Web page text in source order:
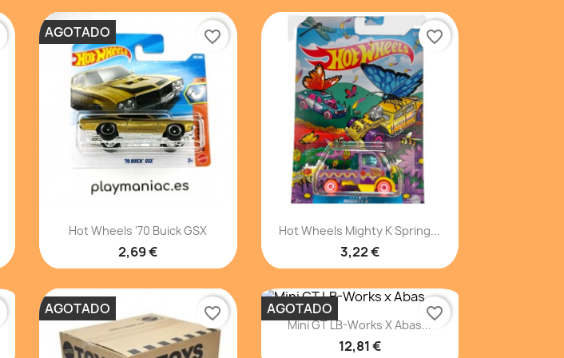
Vista rápida
Hot Wheels '70 Buick GSX
2,69 €
AGOTADO favorite_border
Vista rápida
Hot Wheels Mighty K Spring...
3,22 €
favorite_border
AGOTADO favorite_border Vista rápida
Mini GT LB-Works X Abas...
12,81 €
AGOTADO favorite_border